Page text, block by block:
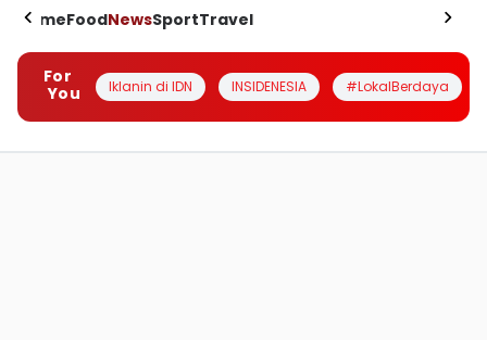
HomeFoodNewsSportTravel
For
You
Iklanin di IDN INSIDENESIA #LokalBerdaya